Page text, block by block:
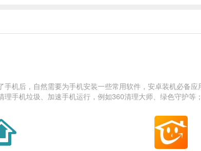
机后，自然需要为手机安装一些常用软件，安卓装机必备
手机垃圾、加速手机运行，例如360清理大师、绿色守护等